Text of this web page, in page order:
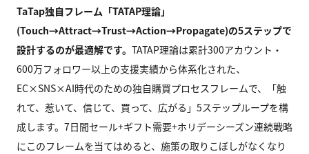
TaTap独自フレーム「TATAP理論」
(Touch→Attract→Trust→Action→Propagate)の5ステップで
設計するのが最適解です。 TATAP理論は累計300アカウント・
600万フォロワー以上の支援実績から体系化された、
EC×SNS×AI時代のための独自購買プロセスフレームで、「触
れて、惹いて、信じて、買って、広がる」5ステップループを構
成します。7日間セール+ギフト需要+ホリデーシーズン連続戦略
にこのフレームを当てはめると、施策の取りこぼしがなくなり